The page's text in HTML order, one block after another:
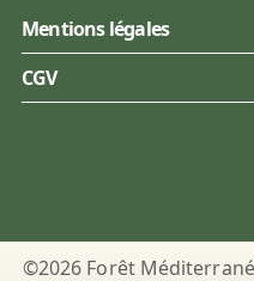
Mentions légales
CGV
©2026 Forêt